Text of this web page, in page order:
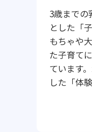
3歳までの
とした「
もちゃや
た子育て
ています
した「体